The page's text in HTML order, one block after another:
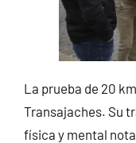
La prueba de 20
Transajaches. Su
física y mental